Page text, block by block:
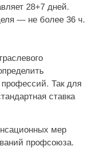
28+7 дней.
— не более 36 ч.
Так для
ставка
мер
профсоюза.